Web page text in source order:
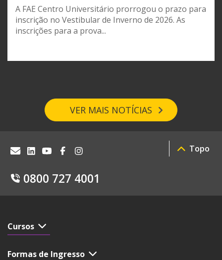
A FAE Centro Universitário prorrogou o prazo para
inscrição no Vestibular de Inverno de 2026. As
inscrições para a prova...
VER MAIS NOTÍCIAS
0800 727 4001
Topo
Cursos
Formas de Ingresso